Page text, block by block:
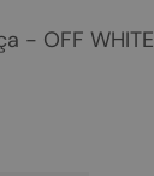
- OFF WHITE